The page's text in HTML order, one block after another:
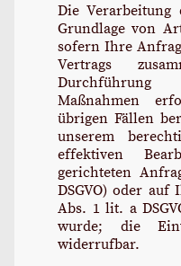
Die
Grundlage von
sofern Ihre
Vertrags
Maßnahmen
übrigen Fällen
unserem
effektiven
gerichteten
DSGVO) oder
Abs. 1 lit. a
wurde; die
widerrufbar.